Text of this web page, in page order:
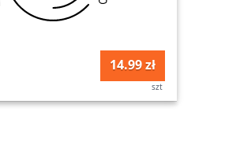
14.99 zł
szt